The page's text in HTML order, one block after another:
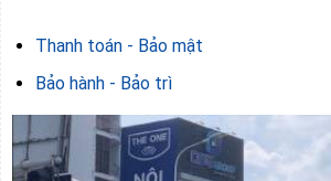
Thanh toán - Bảo mật
Bảo hành - Bảo trì